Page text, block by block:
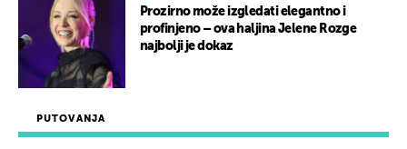
PUTOVANJA
Prozirno može izgledati elegantno i
profinjeno – ova haljina Jelene Rozge
najbolji je dokaz